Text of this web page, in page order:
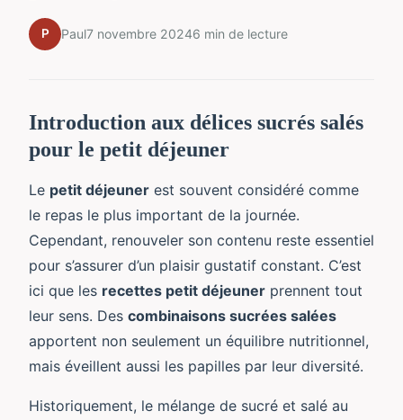
P Paul7 novembre 20246 min de lecture
Introduction aux délices sucrés salés
pour le petit déjeuner
Le petit déjeuner est souvent considéré comme
le repas le plus important de la journée.
Cependant, renouveler son contenu reste essentiel
pour s’assurer d’un plaisir gustatif constant. C’est
ici que les recettes petit déjeuner prennent tout
leur sens. Des combinaisons sucrées salées
apportent non seulement un équilibre nutritionnel,
mais éveillent aussi les papilles par leur diversité.
Historiquement, le mélange de sucré et salé au